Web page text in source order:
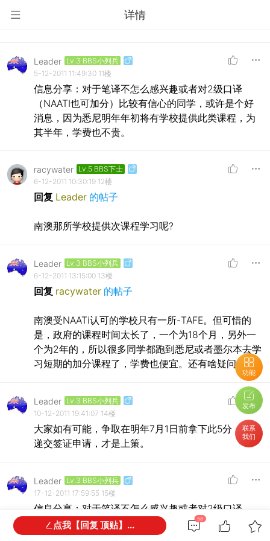
详情
功能
发布
联系
我们
Leader Lv.3 BBS小列兵
5-12-2011 11:49:30 11楼
信息分享：对于笔译不怎么感兴趣或者对2级口译
（NAATI也可加分）比较有信心的同学，或许是个好
消息，因为悉尼明年年初将有学校提供此类课程，为
其半年，学费也不贵。
racywater Lv.5 BBS下士
6-12-2011 10:30:19 12楼
回复 Leader 的帖子
南澳那所学校提供次课程学习呢?
Leader Lv.3 BBS小列兵
6-12-2011 13:15:00 13楼
回复 racywater 的帖子
南澳受NAATi认可的学校只有一所-TAFE。但可惜的
是，政府的课程时间太长了，一个为18个月，另外一
个为2年的，所以很多同学都跑到悉尼或者墨尔本去学
习短期的加分课程了，学费也便宜。还有啥疑问的？
Leader Lv.3 BBS小列兵
10-12-2011 19:41:07 14楼
大家如有可能，争取在明年7月1日前拿下此5分，顺利
递交签证申请，才是上策。
Leader Lv.3 BBS小列兵
17-12-2011 17:59:55 15楼
信息分享：对于笔译不怎么感兴趣或者对2级口译
（NAATI也可加分）比较有信心的同学，或许是个好
消息，因为悉尼明年年初将有学校提供此类课程，为
58
点我【回复 顶贴】...